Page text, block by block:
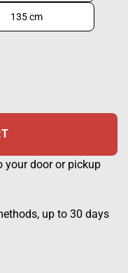
135 cm
your door or pickup
up to 30 days